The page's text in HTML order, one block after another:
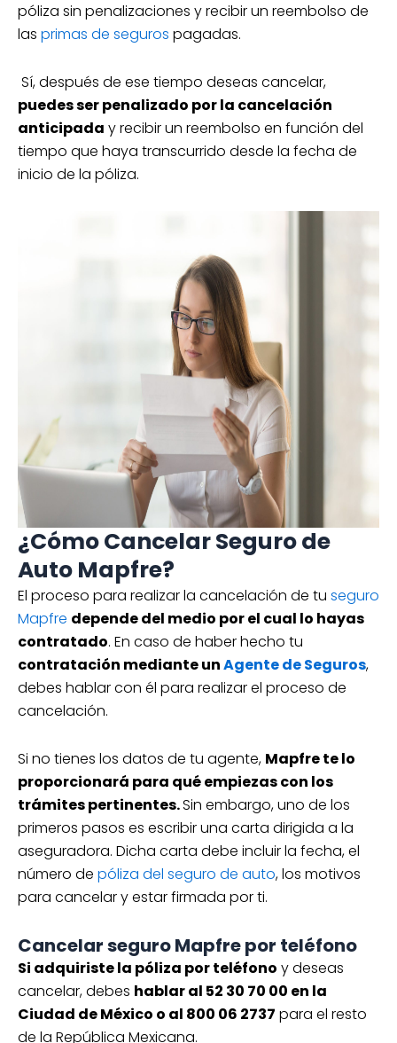
póliza sin penalizaciones y recibir un reembolso de
las primas de seguros pagadas.
Sí, después de ese tiempo deseas cancelar,
puedes ser penalizado por la cancelación
anticipada y recibir un reembolso en función del
tiempo que haya transcurrido desde la fecha de
inicio de la póliza.
¿Cómo Cancelar Seguro de
Auto Mapfre?
El proceso para realizar la cancelación de tu seguro
Mapfre depende del medio por el cual lo hayas
contratado. En caso de haber hecho tu
contratación mediante unAgente de Seguros,
debes hablar con él para realizar el proceso de
cancelación.
Si no tienes los datos de tu agente, Mapfre te lo
proporcionará para qué empiezas con los
trámites pertinentes.Sin embargo, uno de los
primeros pasos es escribir una carta dirigida a la
aseguradora. Dicha carta debe incluir la fecha, el
número de póliza del seguro de auto, los motivos
para cancelar y estar firmada por ti.
Cancelar seguro Mapfre por teléfono
Si adquiriste la póliza por teléfono y deseas
cancelar, debes hablar al 52 30 70 00 en la
Ciudad de México o al 800 06 2737 para el resto
de la República Mexicana.